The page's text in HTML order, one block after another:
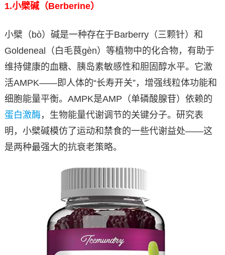
1.小檗碱（Berberine）
小檗（bò）碱是一种存在于Barberry（三颗针）和
Goldeneal（白毛茛gèn）等植物中的化合物，有助于
维持健康的血糖、胰岛素敏感性和胆固醇水平。它激
活AMPK——即人体的“长寿开关”，增强线粒体功能和
细胞能量平衡。AMPK是AMP（单磷酸腺苷）依赖的
蛋白激酶，生物能量代谢调节的关键分子。研究表
明，小檗碱模仿了运动和禁食的一些代谢益处——这
是两种最强大的抗衰老策略。